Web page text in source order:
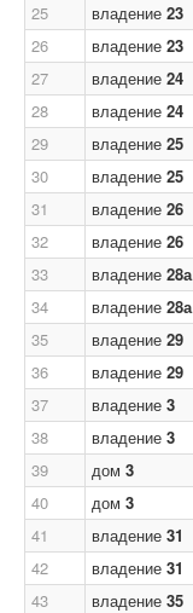
25
владение 23
26
владение 23
27
владение 24
28
владение 24
29
владение 25
30
владение 25
31
владение 26
32
владение 26
33
владение 28а
34
владение 28а
35
владение 29
36
владение 29
37
владение 3
38
владение 3
39
дом 3
40
дом 3
41
владение 31
42
владение 31
43
владение 35